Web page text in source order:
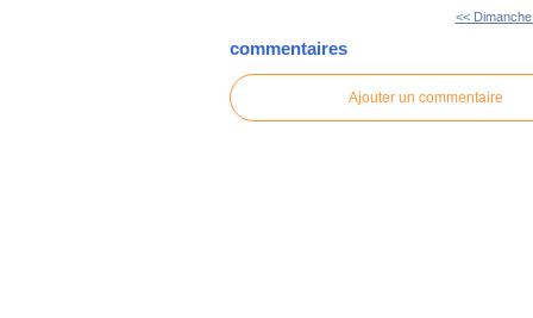
<<
commentaires
Ajouter un commentaire